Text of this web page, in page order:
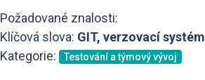
Požadované znalosti:
Klíčová slova: GIT, verzovací systém
Kategorie:
Testování a týmový vývoj